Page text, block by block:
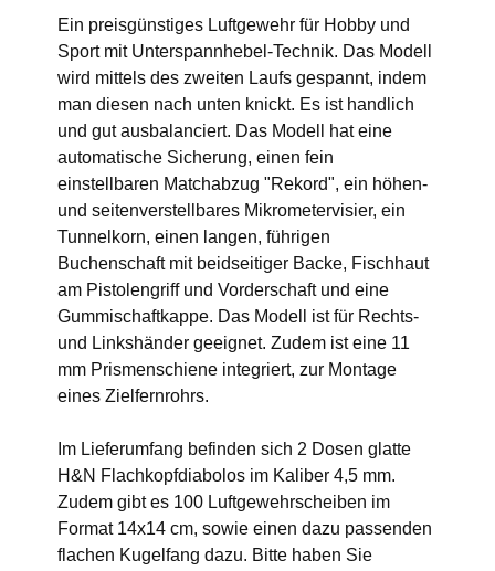
Ein preisgünstiges Luftgewehr für Hobby und
Sport mit Unterspannhebel-Technik. Das Modell
wird mittels des zweiten Laufs gespannt, indem
man diesen nach unten knickt. Es ist handlich
und gut ausbalanciert. Das Modell hat eine
automatische Sicherung, einen fein
einstellbaren Matchabzug "Rekord", ein höhen-
und seitenverstellbares Mikrometervisier, ein
Tunnelkorn, einen langen, führigen
Buchenschaft mit beidseitiger Backe, Fischhaut
am Pistolengriff und Vorderschaft und eine
Gummischaftkappe. Das Modell ist für Rechts-
und Linkshänder geeignet. Zudem ist eine 11
mm Prismenschiene integriert, zur Montage
eines Zielfernrohrs.
Im Lieferumfang befinden sich 2 Dosen glatte
H&N Flachkopfdiabolos im Kaliber 4,5 mm.
Zudem gibt es 100 Luftgewehrscheiben im
Format 14x14 cm, sowie einen dazu passenden
flachen Kugelfang dazu. Bitte haben Sie